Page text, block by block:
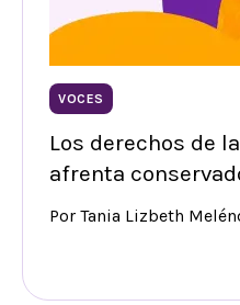
VOCES
Los derechos de
afrenta
Por Tania Lizbeth